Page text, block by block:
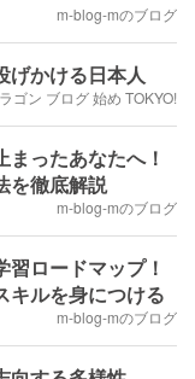
m-blog-mのブログ
げかける日本人
ゴン ブログ 始め TOKYO!
ったあなたへ！
を徹底解説
m-blog-mのブログ
ロードマップ！
キルを身につける
m-blog-mのブログ